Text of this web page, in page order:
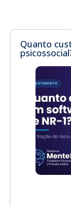
Quanto